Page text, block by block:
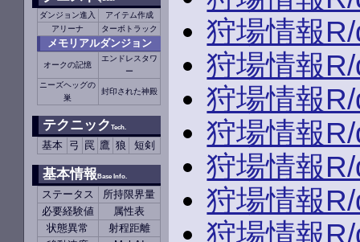
ダンジョン進入
アイテム作成
アリーナ
ターボトラック
メモリアルダンジョン
オークの記憶
エンドレスタワ
ー
ニーズヘッグの
巣
封印された神殿
テクニックTech.
基本 弓 罠 鷹 狼 短剣
基本情報Base Info.
ステータス
所持限界量
必要経験値
属性表
状態異常
射程距離
狩場情報
狩場情報
狩場情報
狩場情報
狩場情報
狩場情報
狩場情報